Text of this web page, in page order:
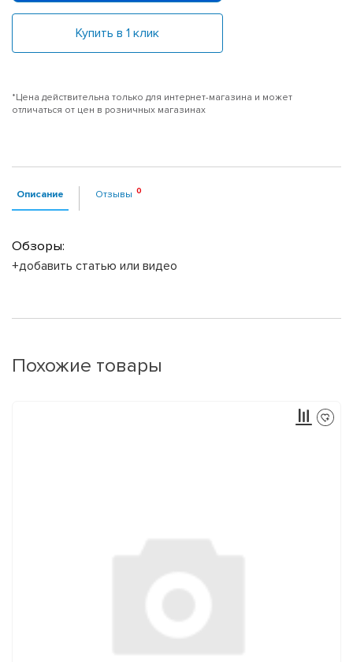
Купить в 1 клик
*Цена действительна только для интернет-магазина и может
отличаться от цен в розничных магазинах
Описание Отзывы
Обзоры:
+добавить статью или видео
Похожие товары